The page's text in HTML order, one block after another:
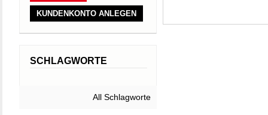
KUNDENKONTO ANLEGEN
SCHLAGWORTE
All Schlagworte